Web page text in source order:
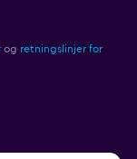
og retningslinjer for